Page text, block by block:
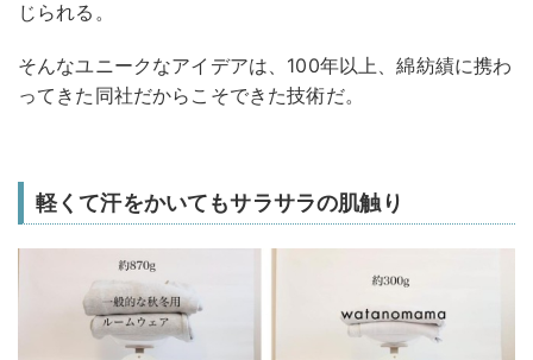
じられる。
そんなユニークなアイデアは、100年以上、綿紡績に携わ
ってきた同社だからこそできた技術だ。
軽くて汗をかいてもサラサラの肌触り